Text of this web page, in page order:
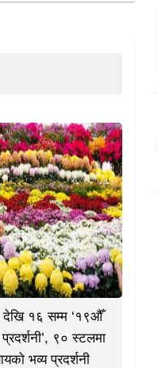
देखि १६ सम्म ‘१९औँ
९० स्टलमा
भव्य प्रदर्शनी